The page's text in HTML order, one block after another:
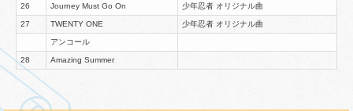
26 Journey Must Go On 少年忍者 オリジナル曲
27 TWENTY ONE 少年忍者 オリジナル曲
アンコール
28 Amazing Summer